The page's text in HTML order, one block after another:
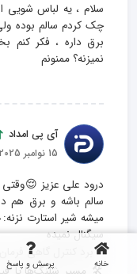
خانه پرسش و پاسخ
سلام ، یه لباس شویی
چک کردم سالم بوده
برق داره ، فکر کنم
نمیزنه؟ ممنونم
آی پی امداد
15 نوامبر 2025
درود علی عزیز
سالم باشه و برق هم
میشه شیر استارت